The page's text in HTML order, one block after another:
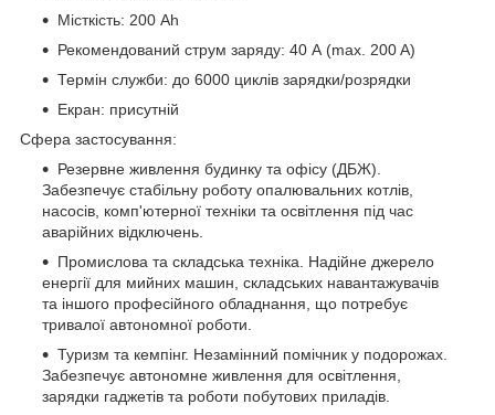
Місткість: 200 Ah
Рекомендований струм заряду: 40 А (max. 200 A)
Термін служби: до 6000 циклів зарядки/розрядки
Екран: присутній
Сфера застосування:
Резервне живлення будинку та офісу (ДБЖ).
Забезпечує стабільну роботу опалювальних котлів,
насосів, комп'ютерної техніки та освітлення під час
аварійних відключень.
Промислова та складська техніка. Надійне джерело
енергії для мийних машин, складських навантажувачів
та іншого професійного обладнання, що потребує
тривалої автономної роботи.
Туризм та кемпінг. Незамінний помічник у подорожах.
Забезпечує автономне живлення для освітлення,
зарядки гаджетів та роботи побутових приладів.